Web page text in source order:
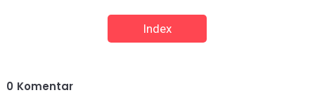
Index
0 Komentar